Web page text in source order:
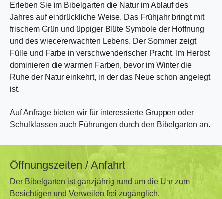
Erleben Sie im Bibelgarten die Natur im Ablauf des
Jahres auf eindrückliche Weise. Das Frühjahr bringt mit
frischem Grün und üppiger Blüte Symbole der Hoffnung
und des wiedererwachten Lebens. Der Sommer zeigt
Fülle und Farbe in verschwenderischer Pracht. Im Herbst
dominieren die warmen Farben, bevor im Winter die
Ruhe der Natur einkehrt, in der das Neue schon angelegt
ist.
Auf Anfrage bieten wir für interessierte Gruppen oder
Schulklassen auch Führungen durch den Bibelgarten an.
Öffnungszeiten / Anfahrt
Der Bibelgarten ist ganzjährig rund um die Uhr zum
Besichtigen und Verweilen frei zugänglich.